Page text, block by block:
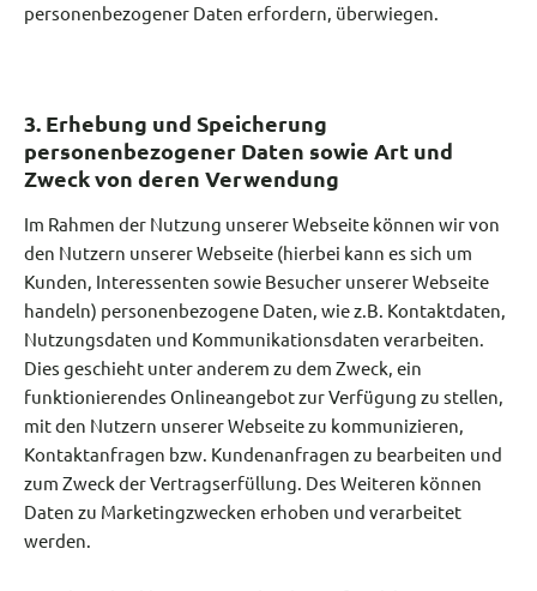
personenbezogener Daten erfordern, überwiegen.
3. Erhebung und Speicherung
personenbezogener Daten sowie Art und
Zweck von deren Verwendung
Im Rahmen der Nutzung unserer Webseite können wir von
den Nutzern unserer Webseite (hierbei kann es sich um
Kunden, Interessenten sowie Besucher unserer Webseite
handeln) personenbezogene Daten, wie z.B. Kontaktdaten,
Nutzungsdaten und Kommunikationsdaten verarbeiten.
Dies geschieht unter anderem zu dem Zweck, ein
funktionierendes Onlineangebot zur Verfügung zu stellen,
mit den Nutzern unserer Webseite zu kommunizieren,
Kontaktanfragen bzw. Kundenanfragen zu bearbeiten und
zum Zweck der Vertragserfüllung. Des Weiteren können
Daten zu Marketingzwecken erhoben und verarbeitet
werden.